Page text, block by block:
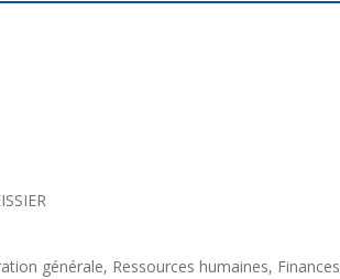
générale, Ressources humaines, Finances